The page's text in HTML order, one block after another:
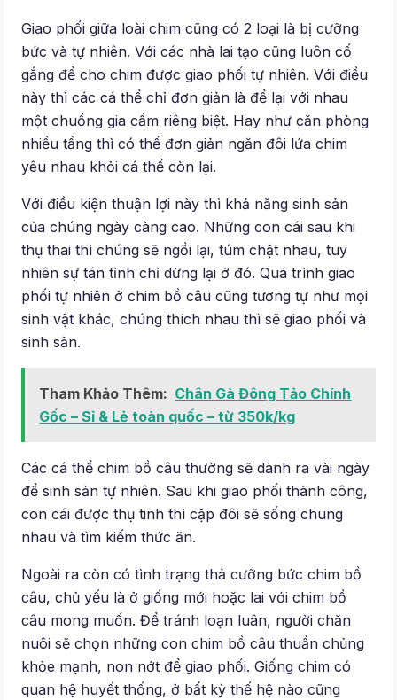
Giao phối giữa loài chim cũng có 2 loại là bị cưỡng
bức và tự nhiên. Với các nhà lai tạo cũng luôn cố
gắng để cho chim được giao phối tự nhiên. Với điều
này thì các cá thể chỉ đơn giản là để lại với nhau
một chuồng gia cầm riêng biệt. Hay như căn phòng
nhiều tầng thì có thể đơn giản ngăn đôi lứa chim
yêu nhau khỏi cá thể còn lại.
Với điều kiện thuận lợi này thì khả năng sinh sản
của chúng ngày càng cao. Những con cái sau khi
thụ thai thì chúng sẽ ngồi lại, túm chặt nhau, tuy
nhiên sự tán tỉnh chỉ dừng lại ở đó. Quá trình giao
phối tự nhiên ở chim bồ câu cũng tương tự như mọi
sinh vật khác, chúng thích nhau thì sẽ giao phối và
sinh sản.
Tham Khảo Thêm: Chân Gà Đông Tảo Chính
Gốc – Sỉ & Lẻ toàn quốc – từ 350k/kg
Các cá thể chim bồ câu thường sẽ dành ra vài ngày
để sinh sản tự nhiên. Sau khi giao phối thành công,
con cái được thụ tinh thì cặp đôi sẽ sống chung
nhau và tìm kiếm thức ăn.
Ngoài ra còn có tình trạng thả cưỡng bức chim bồ
câu, chủ yếu là ở giống mới hoặc lai với chim bồ
câu mong muốn. Để tránh loạn luân, người chăn
nuôi sẽ chọn những con chim bồ câu thuần chủng
khỏe mạnh, non nớt để giao phối. Giống chim có
quan hệ huyết thống, ở bất kỳ thế hệ nào cũng